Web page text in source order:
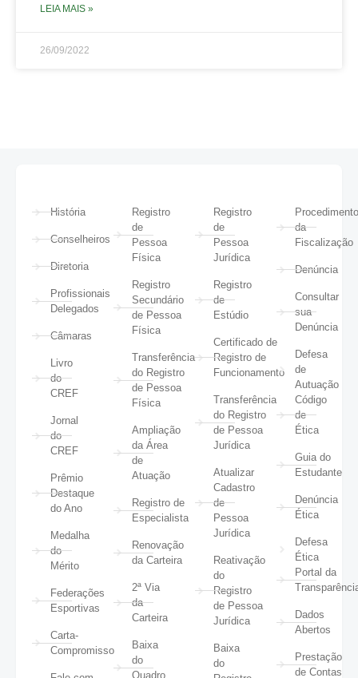
LEIA MAIS »
26/09/2022
História
Conselheiros
Diretoria
Profissionais
Delegados
Câmaras
Livro
do
CREF
Jornal
do
CREF
Prêmio
Destaque
do Ano
Medalha
do
Mérito
Federações
Esportivas
Carta-
Compromisso
Registro
de
Pessoa
Física
Registro
Secundário
de Pessoa
Física
Transferência
do Registro
de Pessoa
Física
Ampliação
da Área
de
Atuação
Registro de
Especialista
Renovação
da Carteira
2ª Via
da
Carteira
Baixa
do
Quadro
Registro
de
Pessoa
Jurídica
Registro
de
Estúdio
Certificado de
Registro de
Funcionamento
Transferência
do Registro
de Pessoa
Jurídica
Atualizar
Cadastro
de
Pessoa
Jurídica
Reativação
do
Registro
de Pessoa
Jurídica
Baixa
do
da
Fiscalização
Denúncia
Consultar
sua
Denúncia
Defesa
de
Autuação
Código
de
Ética
Guia do
Estudante
Denúncia
Ética
Defesa
Ética
Portal da
Dados
Abertos
Prestação
de Contas